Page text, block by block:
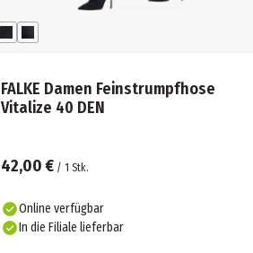
FALKE Damen Feinstrumpfhose
Vitalize 40 DEN
42,00 €/ 1 Stk.
Online verfügbar
In die Filiale lieferbar